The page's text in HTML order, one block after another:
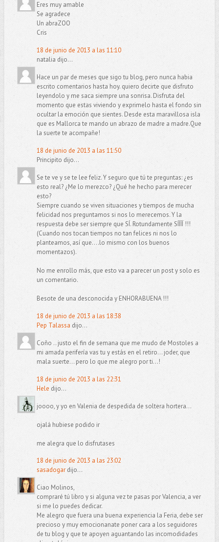
Eres muy amable
Se agradece
Un abraZOO
Cris
18 de junio de 2013 a las 11:10
natalia dijo...
Hace un par de meses que sigo tu blog, pero nunca habia
escrito comentarios hasta hoy. quiero decirte que disfruto
leyendolo y me saca siempre una sonrisa. Disfruta del
momento que estas viviendo y exprimelo hasta el fondo sin
ocultar la emoción que sientes. Desde esta maravillosa isla
que es Mallorca te mando un abrazo de madre a madre.Que
la suerte te acompañe!
18 de junio de 2013 a las 11:50
Principito dijo...
Se te ve y se te lee feliz. Y seguro que tú te preguntas: ¿es
esto real? ¿Me lo merezco? ¿Qué he hecho para merecer
esto?
Siempre cuando se viven situaciones y tiempos de mucha
felicidad nos preguntamos si nos lo merecemos. Y la
respuesta debe ser siempre que SÍ. Rotundamente SÍÍÍÍ !!!
(Cuando nos tocan tiempos no tan felices ni nos lo
planteamos, así que....lo mismo con los buenos
momentazos).
No me enrollo más, que esto va a parecer un post y solo es
un comentario.
Besote de una desconocida y ENHORABUENA !!!
18 de junio de 2013 a las 18:38
Pep Talassa dijo...
Coño .. justo el fin de semana que me mudo de Mostoles a
mi amada perifería vas tu y estás en el retiro... joder, que
mala suerte... pero lo que me alegro por ti...!
18 de junio de 2013 a las 22:31
Hele dijo...
joooo, y yo en Valenia de despedida de soltera hortera...
ojalá hubiese podido ir
me alegra que lo disfrutases
18 de junio de 2013 a las 23:02
sasadogardijo...
Ciao Molinos,
compraré tú libro y si alguna vez te pasas por Valencia, a ver
si me lo puedes dedicar.
Me alegro que fuera una buena experiencia la Feria, debe ser
precioso y muy emocionanate poner cara a los seguidores
de tu blog y que te apoyen aguantando las incomodidades